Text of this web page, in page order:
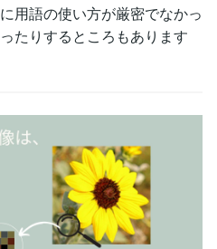
用語の使い方が厳密でなかっ
たりするところもあります